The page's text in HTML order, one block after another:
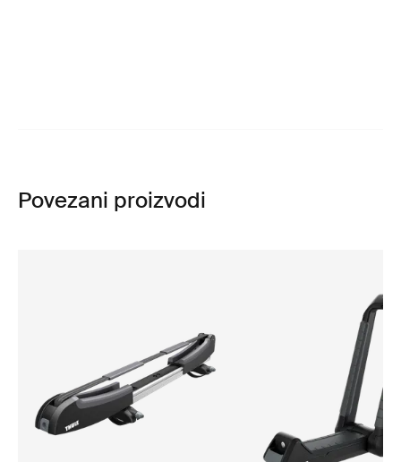
Povezani proizvodi